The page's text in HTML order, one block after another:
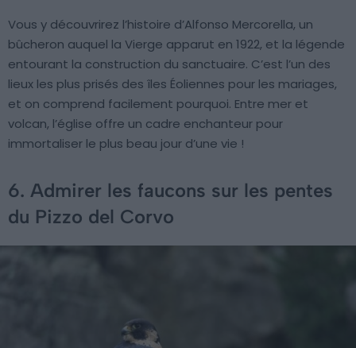
Vous y découvrirez l’histoire d’Alfonso Mercorella, un
bûcheron auquel la Vierge apparut en 1922, et la légende
entourant la construction du sanctuaire. C’est l’un des
lieux les plus prisés des îles Éoliennes pour les mariages,
et on comprend facilement pourquoi. Entre mer et
volcan, l’église offre un cadre enchanteur pour
immortaliser le plus beau jour d’une vie !
6. Admirer les faucons sur les pentes
du Pizzo del Corvo